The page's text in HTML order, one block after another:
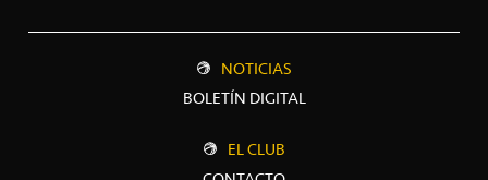
NOTICIAS
BOLETÍN DIGITAL
EL CLUB